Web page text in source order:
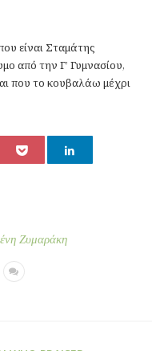
είναι Σταμάτης
από την Γ’ Γυμνασίου,
που το κουβαλάω μέχρι
Ζυμαράκη